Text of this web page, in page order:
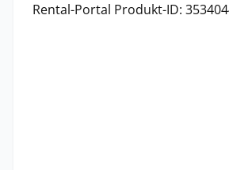
Rental-Portal Produkt-ID: